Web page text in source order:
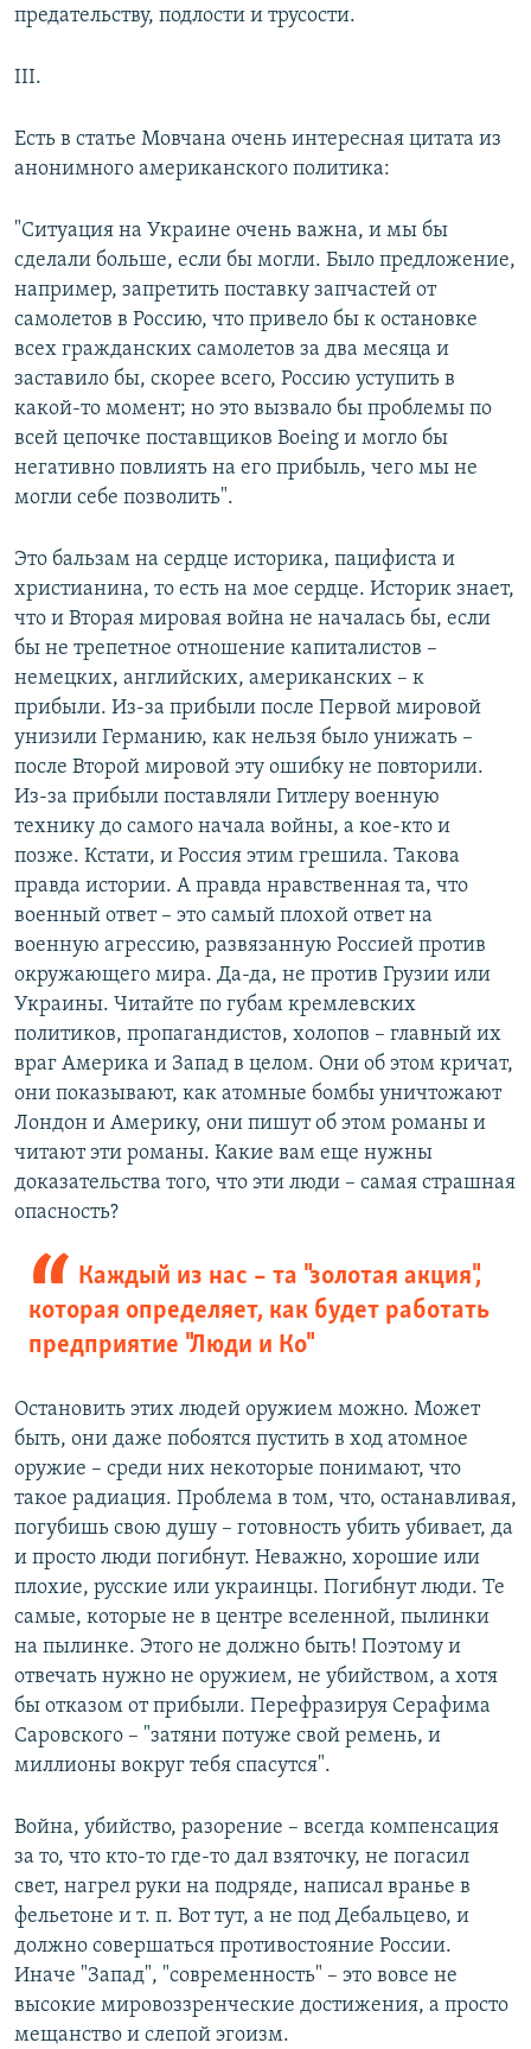
предательству, подлости и трусости.
III.
Есть в статье Мовчана очень интересная цитата из
анонимного американского политика:
"Ситуация на Украине очень важна, и мы бы
сделали больше, если бы могли. Было предложение,
например, запретить поставку запчастей от
самолетов в Россию, что привело бы к остановке
всех гражданских самолетов за два месяца и
заставило бы, скорее всего, Россию уступить в
какой-то момент; но это вызвало бы проблемы по
всей цепочке поставщиков Boeing и могло бы
негативно повлиять на его прибыль, чего мы не
могли себе позволить".
Это бальзам на сердце историка, пацифиста и
христианина, то есть на мое сердце. Историк знает,
что и Вторая мировая война не началась бы, если
бы не трепетное отношение капиталистов –
немецких, английских, американских – к
прибыли. Из-за прибыли после Первой мировой
унизили Германию, как нельзя было унижать –
после Второй мировой эту ошибку не повторили.
Из-за прибыли поставляли Гитлеру военную
технику до самого начала войны, а кое-кто и
позже. Кстати, и Россия этим грешила. Такова
правда истории. А правда нравственная та, что
военный ответ – это самый плохой ответ на
военную агрессию, развязанную Россией против
окружающего мира. Да-да, не против Грузии или
Украины. Читайте по губам кремлевских
политиков, пропагандистов, холопов – главный их
враг Америка и Запад в целом. Они об этом кричат,
они показывают, как атомные бомбы уничтожают
Лондон и Америку, они пишут об этом романы и
читают эти романы. Какие вам еще нужны
доказательства того, что эти люди – самая страшная
опасность?
Каждый из нас – та "золотая акция",
которая определяет, как будет работать
предприятие "Люди и Ко"
Остановить этих людей оружием можно. Может
быть, они даже побоятся пустить в ход атомное
оружие – среди них некоторые понимают, что
такое радиация. Проблема в том, что, останавливая,
погубишь свою душу – готовность убить убивает, да
и просто люди погибнут. Неважно, хорошие или
плохие, русские или украинцы. Погибнут люди. Те
самые, которые не в центре вселенной, пылинки
на пылинке. Этого не должно быть! Поэтому и
отвечать нужно не оружием, не убийством, а хотя
бы отказом от прибыли. Перефразируя Серафима
Саровского – "затяни потуже свой ремень, и
миллионы вокруг тебя спасутся".
Война, убийство, разорение – всегда компенсация
за то, что кто-то где-то дал взяточку, не погасил
свет, нагрел руки на подряде, написал вранье в
фельетоне и т. п. Вот тут, а не под Дебальцево, и
должно совершаться противостояние России.
Иначе "Запад", "современность" – это вовсе не
высокие мировоззренческие достижения, а просто
мещанство и слепой эгоизм.